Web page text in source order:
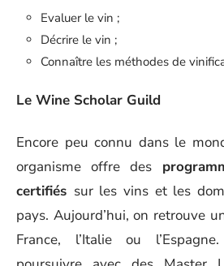
Evaluer le vin ;
Décrire le vin ;
Connaître les méthodes de
Le Wine Scholar Guild
Encore peu connu dans le
organisme offre des
certifiés sur les vins et les
pays. Aujourd’hui, on retrouve
France, l’Italie ou